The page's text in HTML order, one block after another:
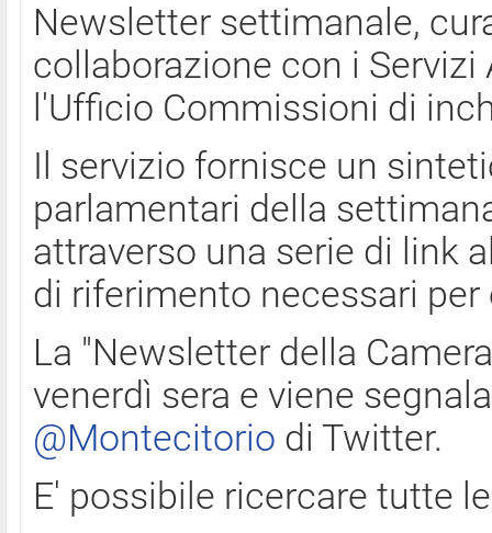
Newsletter settimanale,
collaborazione con i
l'Ufficio Commissioni di
Il servizio fornisce un
parlamentari della
attraverso una serie di link
di riferimento necessari
La "Newsletter della
venerdì sera e viene
@Montecitorio di Twitter.
E' possibile ricercare tutte